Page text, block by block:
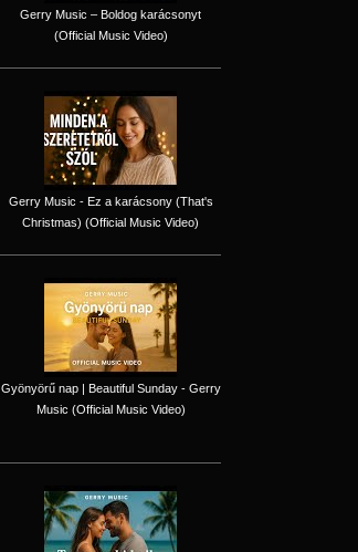
Gerry Music – Boldog karácsonyt
(Official Music Video)
Gerry Music - Ez a karácsony (That's
Christmas) (Official Music Video)
Gyönyörű nap | Beautiful Sunday - Gerry
Music (Official Music Video)